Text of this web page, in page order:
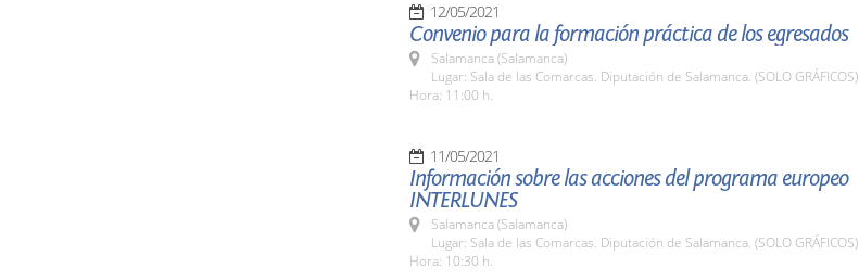
12/05/2021
Convenio para la formación práctica de los egresados
Salamanca (Salamanca)
Lugar: Sala de las Comarcas. Diputación de Salamanca. (SOLO GRÁFICOS)
Hora: 11:00 h.
11/05/2021
Información sobre las acciones del programa europeo
INTERLUNES
Salamanca (Salamanca)
Lugar: Sala de las Comarcas. Diputación de Salamanca. (SOLO GRÁFICOS)
Hora: 10:30 h.